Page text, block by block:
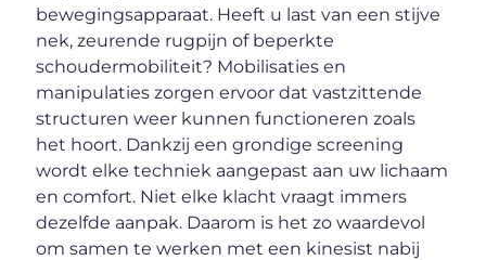
bewegingsapparaat. Heeft u last van een stijve
nek, zeurende rugpijn of beperkte
schoudermobiliteit? Mobilisaties en
manipulaties zorgen ervoor dat vastzittende
structuren weer kunnen functioneren zoals
het hoort. Dankzij een grondige screening
wordt elke techniek aangepast aan uw lichaam
en comfort. Niet elke klacht vraagt immers
dezelfde aanpak. Daarom is het zo waardevol
om samen te werken met een kinesist nabij